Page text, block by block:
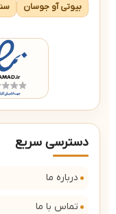
بیوتی آو جوسان
دسترسی سریع
درباره ما
تماس با ما